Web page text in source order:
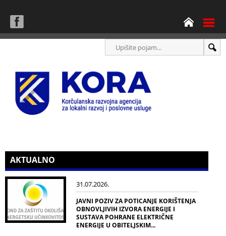
AKTUALNO
31.07.2026.
JAVNI POZIV ZA POTICANJE KORIŠTENJA
OBNOVLJIVIH IZVORA ENERGIJE I
SUSTAVA POHRANE ELEKTRIČNE
ENERGIJE U OBITELJSKIM...